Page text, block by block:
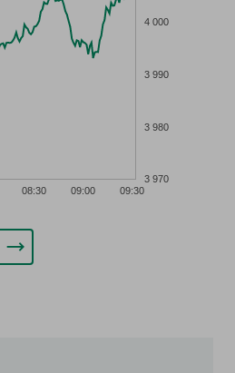
09:00
08:30 09:30
3 970
3 980
3 990
4 000